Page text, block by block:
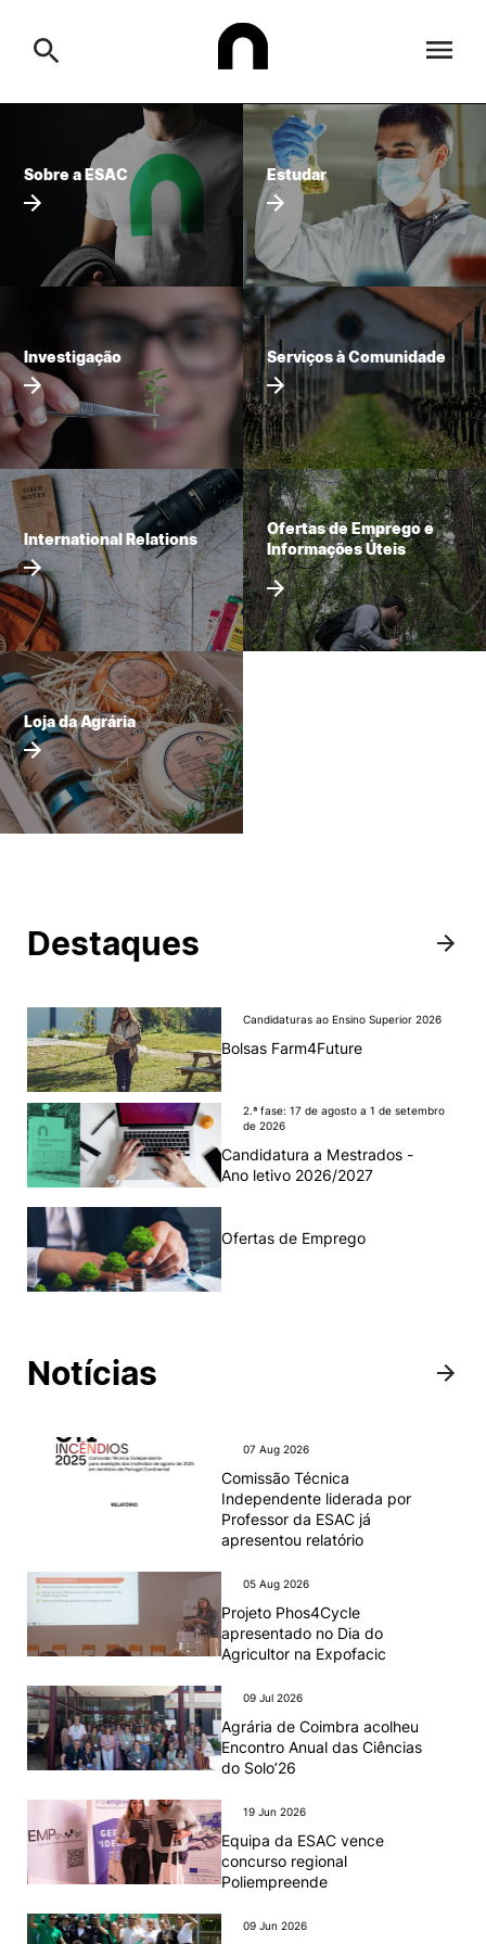
Estudar
Investigação
Serviços à comunidade
International Relations
Ofertas de Emprego e Informações Úteis
Loja da Agrária
Mudança de Par Instituição/Curso
©2026 Instituto Politécnico de Coimbra. Todos os direitos reservados.
Search
Formative Offer General
Search
Sobre a ESAC Estudar
Investigação Serviços à Comunidade
International Relations
Ofertas de Emprego e
Informações Úteis
Loja da Agrária
Destaques
Candidaturas ao Ensino Superior 2026
Bolsas Farm4Future
2.ª fase: 17 de agosto a 1 de setembro
de 2026
Candidatura a Mestrados -
Ano letivo 2026/2027
Ofertas de Emprego
Notícias
07 Aug 2026
Comissão Técnica
Independente liderada por
Professor da ESAC já
apresentou relatório
05 Aug 2026
Projeto Phos4Cycle
apresentado no Dia do
Agricultor na Expofacic
09 Jul 2026
Agrária de Coimbra acolheu
Encontro Anual das Ciências
do Solo’26
19 Jun 2026
Equipa da ESAC vence
concurso regional
Poliempreende
09 Jun 2026